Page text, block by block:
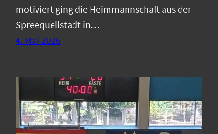
motiviert ging die Heimmannschaft aus der
Spreequellstadt in…
4. Mai 2026